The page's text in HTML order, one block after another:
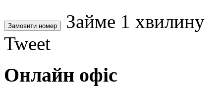
Займе 1 хвилину
Tweet
Онлайн офіс